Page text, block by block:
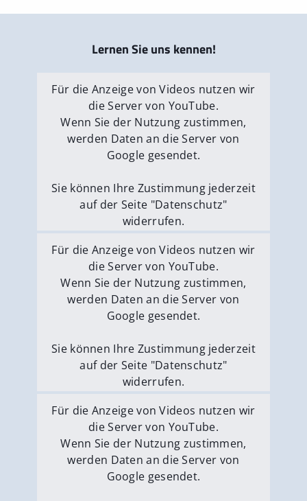
Lernen Sie uns kennen!
Für die Anzeige von Videos nutzen wir
die Server von YouTube.
Wenn Sie der Nutzung zustimmen,
werden Daten an die Server von
Google gesendet.
Sie können Ihre Zustimmung jederzeit
auf der Seite "Datenschutz"
widerrufen.
Externe Medien erlauben
Für die Anzeige von Videos nutzen wir
die Server von YouTube.
Wenn Sie der Nutzung zustimmen,
werden Daten an die Server von
Google gesendet.
Sie können Ihre Zustimmung jederzeit
auf der Seite "Datenschutz"
widerrufen.
Externe Medien erlauben
Für die Anzeige von Videos nutzen wir
die Server von YouTube.
Wenn Sie der Nutzung zustimmen,
werden Daten an die Server von
Google gesendet.